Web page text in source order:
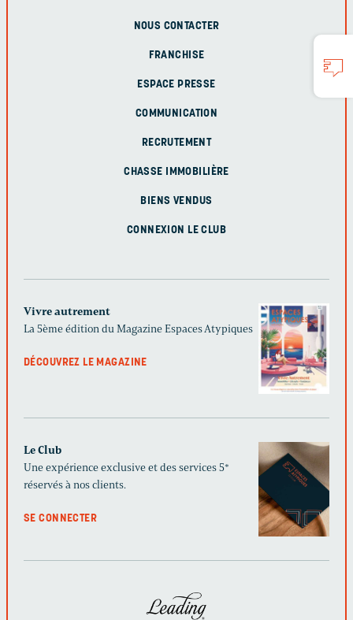
NOUS CONTACTER
FRANCHISE
ESPACE PRESSE
COMMUNICATION
RECRUTEMENT
CHASSE IMMOBILIÈRE
BIENS VENDUS
CONNEXION LE CLUB
Vivre autrement
La 5ème édition du Magazine Espaces Atypiques
DÉCOUVREZ LE MAGAZINE
Le Club
Une expérience exclusive et des services 5*
réservés à nos clients.
SE CONNECTER